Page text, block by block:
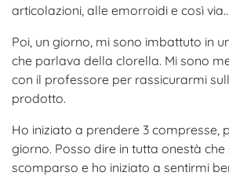
articolazioni, alle emorroidi e così via…
Poi, un giorno, mi sono imbattuto in
che parlava della clorella. Mi sono
con il professore per rassicurarmi
prodotto.
Ho iniziato a prendere 3 compresse,
giorno. Posso dire in tutta onestà che
scomparso e ho iniziato a sentirmi